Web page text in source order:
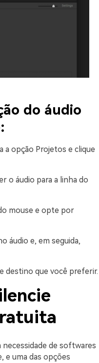
do áudio
a opção Projetos e clique
o áudio para a linha do
mouse e opte por
áudio e, em seguida,
destino que você preferir.
de softwares
e uma das opções